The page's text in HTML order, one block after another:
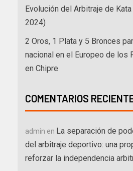
Evolución del Arbitraje de
2024)
2 Oros, 1 Plata y 5 Bronces
nacional en el Europeo de los
en Chipre
COMENTARIOS
admin en La separación de
del arbitraje deportivo: una
reforzar la independencia